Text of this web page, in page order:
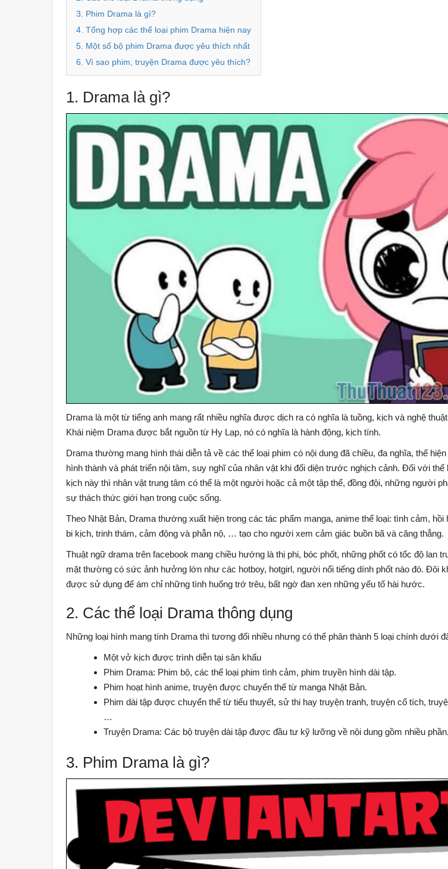
3. Phim Drama là gì?
4. Tổng hợp các thể loại phim Drama hiện nay
5. Một số bộ phim Drama được yêu thích nhất
6. Vì sao phim, truyện Drama được yêu thích?
1. Drama là gì?
Drama là một từ tiếng anh mang rất nhiều nghĩa được dịch ra có nghĩa là tuồng, kịch và nghệ
Khái niệm Drama được bắt nguồn từ Hy Lạp, nó có nghĩa là hành động, kịch tính.
Drama thường mang hình thái diễn tả về các thể loại phim có nội dung đã chiều, đa nghĩa, thể
hình thành và phát triển nội tâm, suy nghĩ của nhân vật khi đối diện trước nghịch cảnh. Đối với thể
kịch này thì nhân vật trung tâm có thể là một người hoặc cả một tập thể, đồng đội, những người
sự thách thức giới hạn trong cuộc sống.
Theo Nhật Bản, Drama thường xuất hiện trong các tác phẩm manga, anime thể loại: tình cảm, hồi
bi kịch, trinh thám, cảm động và phẫn nộ, … tạo cho người xem cảm giác buồn bã và căng thẳng.
Thuật ngữ drama trên facebook mang chiều hướng là thị phi, bóc phốt, những phốt có tốc độ lan
mặt thường có sức ảnh hưởng lớn như các hotboy, hotgirl, người nổi tiếng dính phốt nào đó. Đôi
được sử dụng để ám chỉ những tình huống trớ trêu, bất ngờ đan xen những yếu tố hài hước.
2. Các thể loại Drama thông dụng
Những loại hình mang tính Drama thì tương đối nhiều nhưng có thể phân thành 5 loại chính dưới
Một vở kịch được trình diễn tại sân khấu
Phim Drama: Phim bộ, các thể loại phim tình cảm, phim truyền hình dài tập.
Phim hoạt hình anime, truyện được chuyển thể từ manga Nhật Bản.
Phim dài tập được chuyển thể từ tiểu thuyết, sử thi hay truyện tranh, truyện cổ tích,
…
Truyện Drama: Các bộ truyện dài tập được đầu tư kỹ lưỡng về nội dung gồm nhiều
3. Phim Drama là gì?